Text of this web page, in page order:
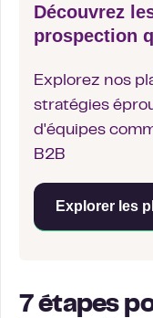
Découvrez
prospection
Explorez nos
stratégies
d'équipes
B2B
Explorer les
7 étapes